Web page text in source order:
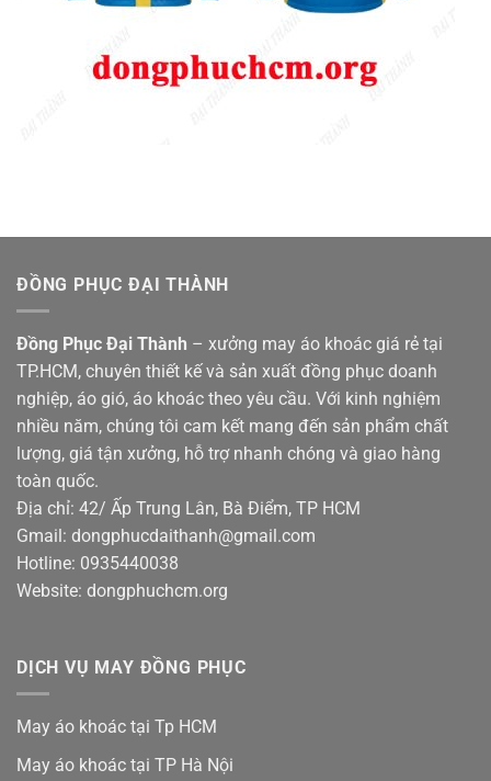
ĐỒNG PHỤC ĐẠI THÀNH
Đồng Phục Đại Thành – xưởng may áo khoác giá rẻ tại
TP.HCM, chuyên thiết kế và sản xuất đồng phục doanh
nghiệp, áo gió, áo khoác theo yêu cầu. Với kinh nghiệm
nhiều năm, chúng tôi cam kết mang đến sản phẩm chất
lượng, giá tận xưởng, hỗ trợ nhanh chóng và giao hàng
toàn quốc.
Địa chỉ: 42/ Ấp Trung Lân, Bà Điểm, TP HCM
Gmail: dongphucdaithanh@gmail.com
Hotline: 0935440038
Website: dongphuchcm.org
DỊCH VỤ MAY ĐỒNG PHỤC
May áo khoác tại Tp HCM
May áo khoác tại TP Hà Nội